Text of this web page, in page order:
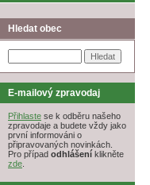
Hledat obec
E-mailový zpravodaj
Přihlaste se k odběru našeho
zpravodaje a budete vždy jako
první informováni o
připravovaných novinkách.
Pro případ odhlášení klikněte
zde.